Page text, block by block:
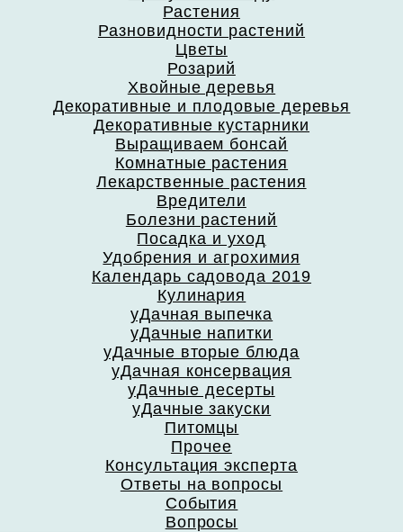
Растения
Разновидности растений
Цветы
Розарий
Хвойные деревья
Декоративные и плодовые деревья
Декоративные кустарники
Выращиваем бонсай
Комнатные растения
Лекарственные растения
Вредители
Болезни растений
Посадка и уход
Удобрения и агрохимия
Календарь садовода 2019
Кулинария
уДачная выпечка
уДачные напитки
уДачные вторые блюда
уДачная консервация
уДачные десерты
уДачные закуски
Питомцы
Прочее
Консультация эксперта
Ответы на вопросы
События
Вопросы